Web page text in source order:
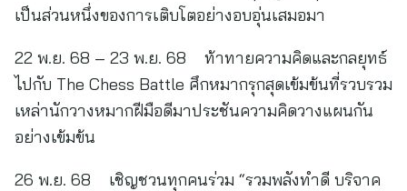
เป็นส่วนหนึ่งของการเติบโตอย่างอบอุ่นเสมอมา
22 พ.ย. 68 – 23 พ.ย. 68 ท้าทายความคิดและกลยุทธ์
ไปกับ The Chess Battle ศึกหมากรุกสุดเข้มข้นที่รวบรวม
เหล่านักวางหมากฝีมือดีมาประชันความคิดวางแผนกัน
อย่างเข้มข้น
26 พ.ย. 68 เชิญชวนทุกคนร่วม “รวมพลังทำดี บริจาค